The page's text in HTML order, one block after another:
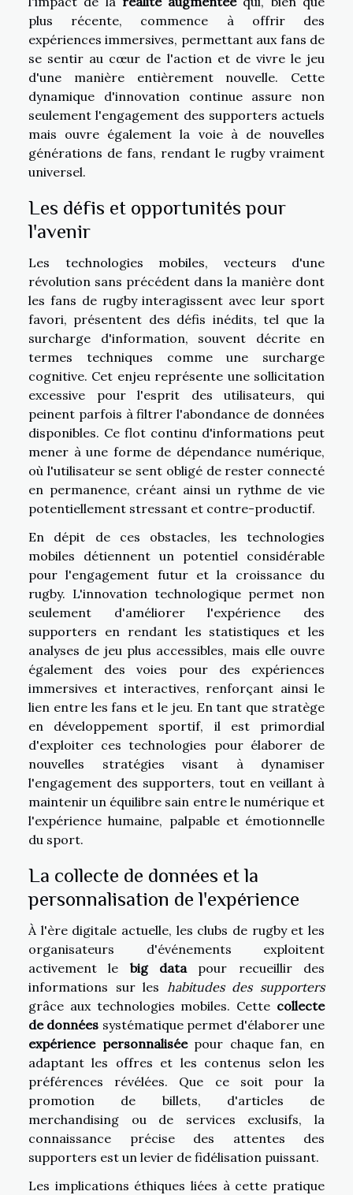
plus récente, commence à offrir des
expériences immersives, permettant aux fans de
se sentir au cœur de l'action et de vivre le jeu
d'une manière entièrement nouvelle. Cette
dynamique d'innovation continue assure non
seulement l'engagement des supporters actuels
mais ouvre également la voie à de nouvelles
générations de fans, rendant le rugby vraiment
universel.
Les défis et opportunités pour
l'avenir
Les technologies mobiles, vecteurs d'une
révolution sans précédent dans la manière dont
les fans de rugby interagissent avec leur sport
favori, présentent des défis inédits, tel que la
surcharge d'information, souvent décrite en
termes techniques comme une surcharge
cognitive. Cet enjeu représente une sollicitation
excessive pour l'esprit des utilisateurs, qui
peinent parfois à filtrer l'abondance de données
disponibles. Ce flot continu d'informations peut
mener à une forme de dépendance numérique,
où l'utilisateur se sent obligé de rester connecté
en permanence, créant ainsi un rythme de vie
potentiellement stressant et contre-productif.
En dépit de ces obstacles, les technologies
mobiles détiennent un potentiel considérable
pour l'engagement futur et la croissance du
rugby. L'innovation technologique permet non
seulement d'améliorer l'expérience des
supporters en rendant les statistiques et les
analyses de jeu plus accessibles, mais elle ouvre
également des voies pour des expériences
immersives et interactives, renforçant ainsi le
lien entre les fans et le jeu. En tant que stratège
en développement sportif, il est primordial
d'exploiter ces technologies pour élaborer de
nouvelles stratégies visant à dynamiser
l'engagement des supporters, tout en veillant à
maintenir un équilibre sain entre le numérique et
l'expérience humaine, palpable et émotionnelle
du sport.
La collecte de données et la
personnalisation de l'expérience
À l'ère digitale actuelle, les clubs de rugby et les
organisateurs d'événements exploitent
activement le big datapour recueillir des
informations sur les habitudes des supporters
grâce aux technologies mobiles. Cette collecte
de données systématique permet d'élaborer une
expérience personnaliséepour chaque fan, en
adaptant les offres et les contenus selon les
préférences révélées. Que ce soit pour la
promotion de billets, d'articles de
merchandising ou de services exclusifs, la
connaissance précise des attentes des
supporters est un levier de fidélisation puissant.
Les implications éthiques liées à cette pratique